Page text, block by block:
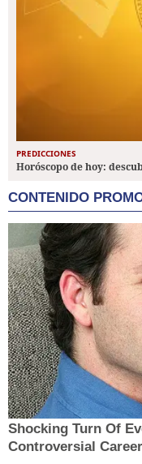
PREDICCIONES
Horóscopo de hoy:
CONTENIDO
Shocking Turn Of
Controversial